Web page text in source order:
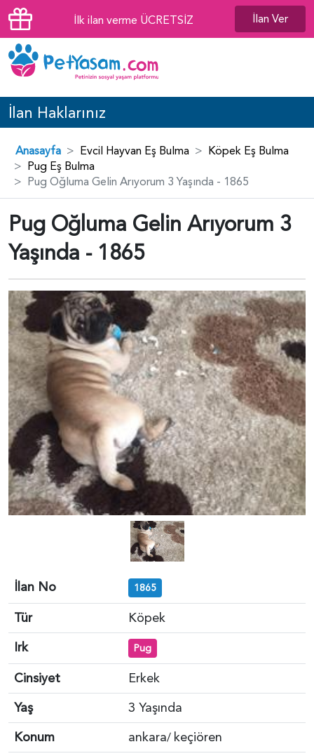
İlk ilan verme ÜCRETSİZ İlan Ver
İlan Haklarınız
Anasayfa Evcil Hayvan Eş Bulma
Köpek Eş Bulma
Pug Eş Bulma
Pug Oğluma Gelin Arıyorum 3 Yaşında - 1865
Pug Oğluma Gelin Arıyorum 3
Yaşında - 1865
İlan No 1865
Tür
Köpek
Irk
Pug
Cinsiyet
Erkek
Yaş
3 Yaşında
Konum
ankara/ keçiören